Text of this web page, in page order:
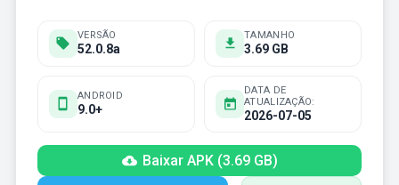
VERSÃO
52.0.8a
TAMANHO
3.69 GB
ANDROID
9.0+
DATA DE
ATUALIZAÇÃO:
2026-07-05
Baixar APK (3.69 GB)